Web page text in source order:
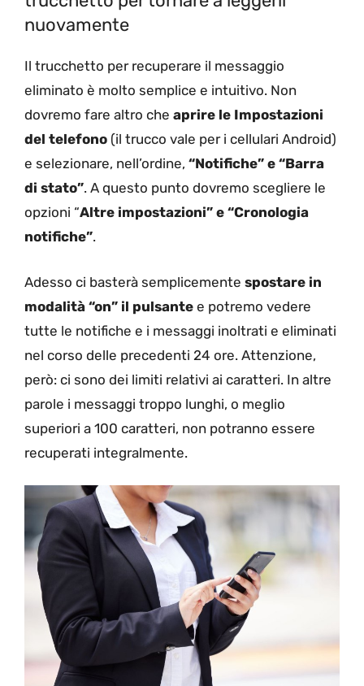
nuovamente
Il trucchetto per recuperare il messaggio
eliminato è molto semplice e intuitivo. Non
dovremo fare altro che aprire le Impostazioni
del telefono (il trucco vale per i cellulari Android)
e selezionare, nell’ordine, “Notifiche” e “Barra
di stato”. A questo punto dovremo scegliere le
opzioni “Altre impostazioni” e “Cronologia
notifiche”.
Adesso ci basterà semplicemente spostare in
modalità “on” il pulsante e potremo vedere
tutte le notifiche e i messaggi inoltrati e eliminati
nel corso delle precedenti 24 ore. Attenzione,
però: ci sono dei limiti relativi ai caratteri. In altre
parole i messaggi troppo lunghi, o meglio
superiori a 100 caratteri, non potranno essere
recuperati integralmente.